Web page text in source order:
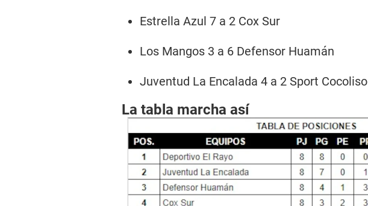
Estrella Azul 7 a 2 Cox Sur
Los Mangos 3 a 6 Defensor Huamán
Juventud La Encalada 4 a 2 Sport Cocoliso
La tabla marcha así